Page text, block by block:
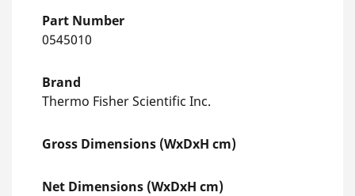
Part Number
0545010
Brand
Thermo Fisher Scientific Inc.
Gross Dimensions (WxDxH cm)
Net Dimensions (WxDxH cm)